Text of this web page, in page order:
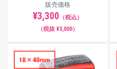
販売価格
¥3,300 （税込）
（税抜 ¥3,000）